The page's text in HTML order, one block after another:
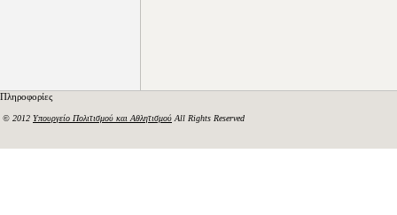
Πληροφορίες
© 2012 Υπουργείο Πολιτισμού και Αθλητισμού All Rights Reserved